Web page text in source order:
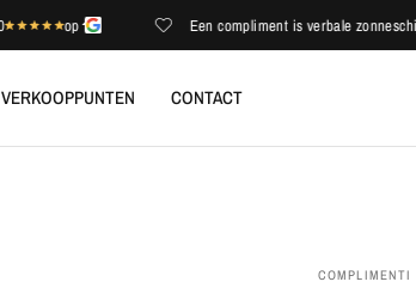
op Een compliment is verbale zonneschijn
VERKOOPPUNTEN CONTACT
COMPLIMENTI